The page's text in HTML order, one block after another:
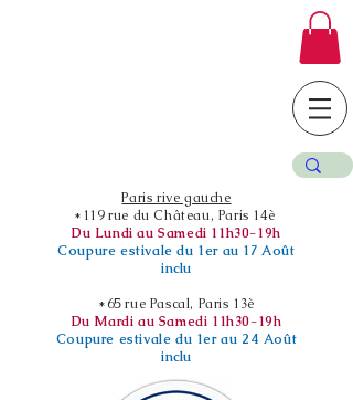
Paris rive gauche
*119 rue du Château, Paris 14è
Du Lundi au Samedi 11h30-19h
Coupure estivale du 1er au 17 Août
inclu
*65 rue Pascal, Paris 13è
Du Mardi au Samedi 11h30-19h
Coupure estivale du 1er au 24 Août
inclu